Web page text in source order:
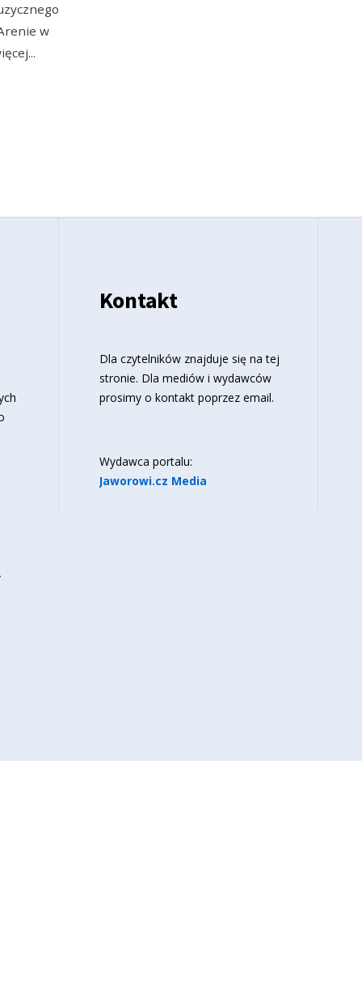
w
...
Kontakt
Dla czytelników znajduje się na tej
stronie. Dla mediów i wydawców
prosimy o kontakt poprzez email.
Wydawca portalu:
Jaworowi.cz Media